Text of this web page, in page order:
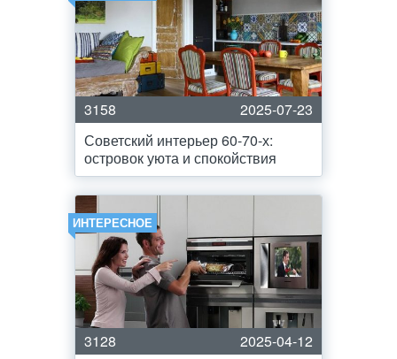
3158
2025-07-23
Советский интерьер 60-70-х:
островок уюта и спокойствия
ИНТЕРЕСНОЕ
3128
2025-04-12